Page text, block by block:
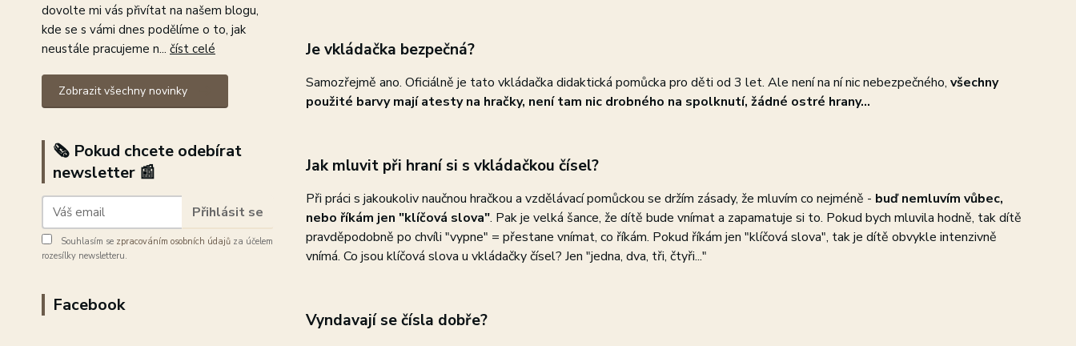
dovolte mi vás přivítat na našem blogu,
kde se s vámi dnes podělíme o to, jak
neustále pracujeme n... číst celé
Zobrazit všechny novinky
🗞️ Pokud chcete odebírat
newsletter 📰
Přihlásit se
Souhlasím se zpracováním osobních údajů za účelem
rozesílky newsletteru.
Facebook
Je vkládačka bezpečná?
Samozřejmě ano. Oficiálně je tato vkládačka didaktická pomůcka pro děti od 3 let. Ale není na ní nic nebezpečného, všechny
použité barvy mají atesty na hračky, není tam nic drobného na spolknutí, žádné ostré hrany...
Jak mluvit při hraní si s vkládačkou čísel?
Při práci s jakoukoliv naučnou hračkou a vzdělávací pomůckou se držím zásady, že mluvím co nejméně - buď nemluvím vůbec,
nebo říkám jen "klíčová slova". Pak je velká šance, že dítě bude vnímat a zapamatuje si to. Pokud bych mluvila hodně, tak dítě
pravděpodobně po chvíli "vypne" = přestane vnímat, co říkám. Pokud říkám jen "klíčová slova", tak je dítě obvykle intenzivně
vnímá. Co jsou klíčová slova u vkládačky čísel? Jen "jedna, dva, tři, čtyři..."
Vyndavají se čísla dobře?